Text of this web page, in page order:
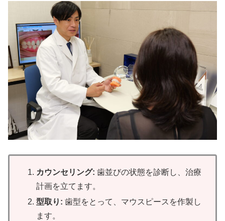
カウンセリング: 歯並びの状態を診断し、治療
計画を立てます。
型取り: 歯型をとって、マウスピースを作製し
ます。